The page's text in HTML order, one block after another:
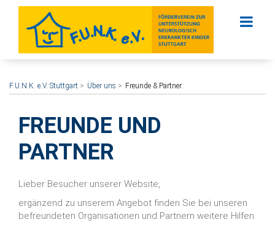
F.U.N.K. e.V. Stuttgart Über uns Freunde & Partner
FREUNDE UND
PARTNER
Lieber Besucher unserer Website,
ergänzend zu unserem Angebot finden Sie bei unseren
befreundeten Organisationen und Partnern weitere Hilfen